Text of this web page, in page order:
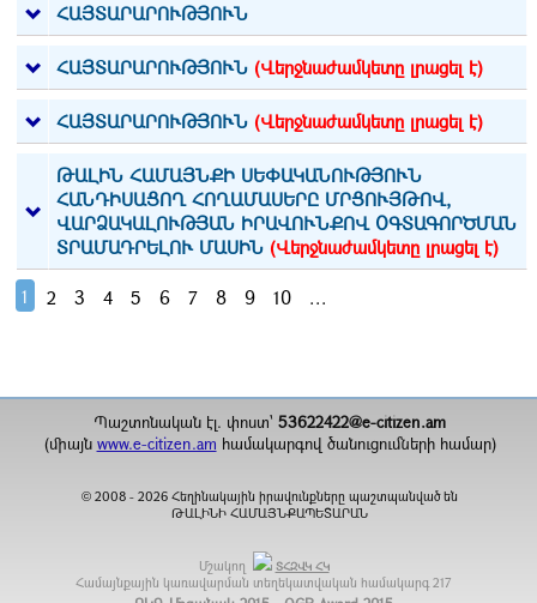
ՀԱՅՏԱՐԱՐՈՒԹՅՈՒՆ
ՀԱՅՏԱՐԱՐՈՒԹՅՈՒՆ (Վերջնաժամկետը լրացել է)
ՀԱՅՏԱՐԱՐՈՒԹՅՈՒՆ (Վերջնաժամկետը լրացել է)
ԹԱԼԻՆ ՀԱՄԱՅՆՔԻ ՍԵՓԱԿԱՆՈՒԹՅՈՒՆ
ՀԱՆԴԻՍԱՑՈՂ ՀՈՂԱՄԱՍԵՐԸ ՄՐՑՈՒՅԹՈՎ,
ՎԱՐՁԱԿԱԼՈՒԹՅԱՆ ԻՐԱՎՈՒՆՔՈՎ ՕԳՏԱԳՈՐԾՄԱՆ
ՏՐԱՄԱԴՐԵԼՈՒ ՄԱՍԻՆ (Վերջնաժամկետը լրացել է)
1 2 3 4 5 6 7 8 9 10 ...
Պաշտոնական էլ. փոստ`53622422@e-citizen.am
(միայն www.e-citizen.am համակարգով ծանուցումների համար)
© 2008 -2026 Հեղինակային իրավունքները պաշտպանված են
ԹԱԼԻՆԻ ՀԱՄԱՅՆՔԱՊԵՏԱՐԱՆ
Մշակող ՏՀԶՎԿ ՀԿ
Համայնքային կառավարման տեղեկատվական համակարգ 217